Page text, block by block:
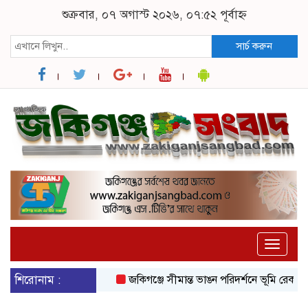
শুক্রবার, ০৭ অগাস্ট ২০২৬, ০৭:৫২ পূর্বাহ্ন
সার্চ করুন
Toggle
শিরোনাম :
জকিগঞ্জে সীমান্ত ভাঙন পরিদর্শনে ভূমি রেকর্ড ও